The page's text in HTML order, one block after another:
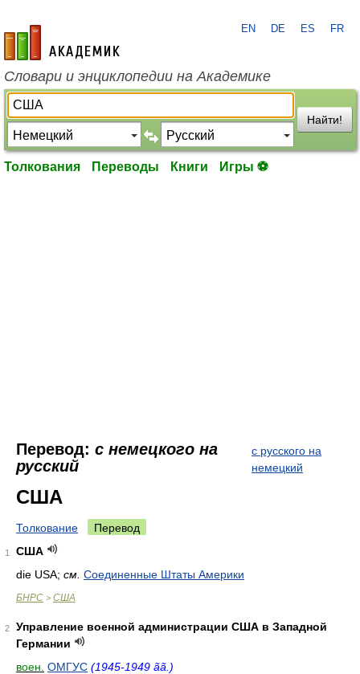
academic.ru
EN DE ES FR
Словари и энциклопедии на Академике
Найти!
Толкования Переводы Книги Игры ⚽
Перевод: с немецкого на
русский
с русского на
немецкий
США
Толкование Перевод
1
США
die USA; см. Соединенные Штаты Америки
БНРС > США
2
Управление военной администрации США в Западной
Германии
воен. ОМГУС (1945-1949 ãã.)